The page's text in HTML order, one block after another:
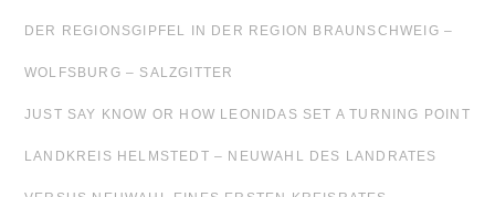
DER REGIONSGIPFEL IN DER REGION BRAUNSCHWEIG –
WOLFSBURG – SALZGITTER
JUST SAY KNOW OR HOW LEONIDAS SET A TURNING POINT
LANDKREIS HELMSTEDT – NEUWAHL DES LANDRATES